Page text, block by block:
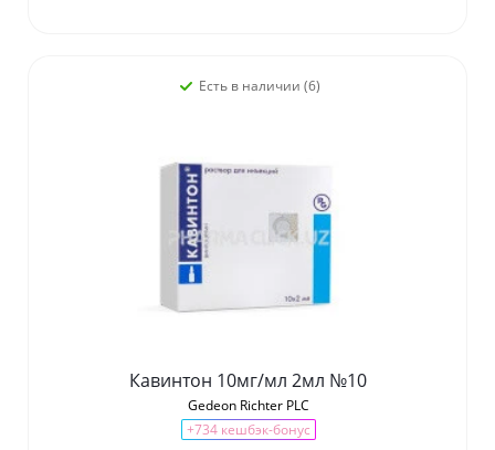
Есть в наличии (6)
Кавинтон 10мг/мл 2мл №10
Gedeon Richter PLC
+734 кешбэк-бонус